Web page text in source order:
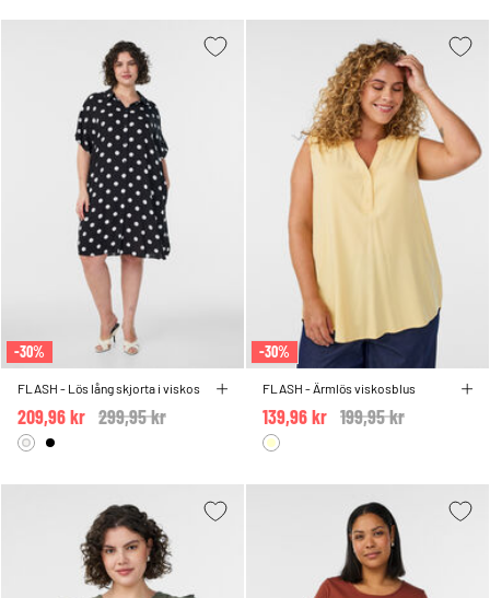
-30%
FLASH - Lös lång skjorta i viskos
Price reduced from
299,95 kr
209,96 kr
-30%
FLASH - Ärmlös viskosblus
Price reduced from
199,95 kr
139,96 kr